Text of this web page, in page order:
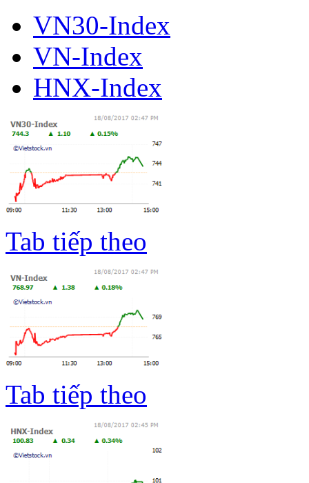
VN30-Index
VN-Index
HNX-Index
Tab tiếp theo
Tab tiếp theo